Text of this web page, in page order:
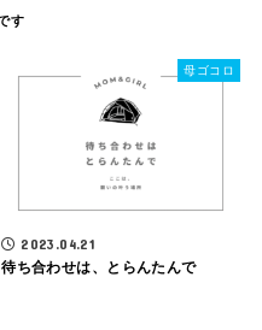
母ゴコロ
2023.04.21
待ち合わせは、とらんたんで